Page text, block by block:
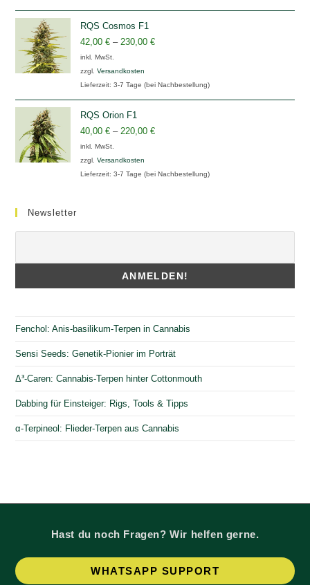
RQS Cosmos F1
42,00€ – 230,00€
inkl. MwSt.
zzgl.Versandkosten
Lieferzeit:3-7 Tage (bei Nachbestellung)
RQS Orion F1
40,00€ – 220,00€
inkl. MwSt.
zzgl.Versandkosten
Lieferzeit:3-7 Tage (bei Nachbestellung)
Newsletter
Fenchol: Anis-basilikum-Terpen in Cannabis
Sensi Seeds: Genetik-Pionier im Porträt
Δ³-Caren: Cannabis-Terpen hinter Cottonmouth
Dabbing für Einsteiger: Rigs, Tools & Tipps
α-Terpineol: Flieder-Terpen aus Cannabis
Hast du noch Fragen? Wir helfen gerne.
WHATSAPP SUPPORT